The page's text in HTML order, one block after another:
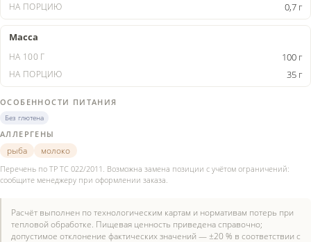
0,7 г
Масса
100 г
35 г
ОСОБЕННОСТИ ПИТАНИЯ
Без глютена
АЛЛЕРГЕНЫ
рыба
молоко
Перечень по ТР ТС 022/2011. Возможна замена позиции с учётом ограничений:
сообщите менеджеру при оформлении заказа.
Расчёт выполнен по технологическим картам и нормативам потерь при
тепловой обработке. Пищевая ценность приведена справочно;
допустимое отклонение фактических значений — ±20 % в соответствии с